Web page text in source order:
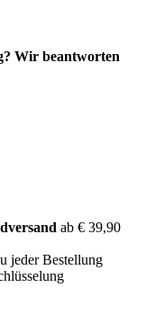
Wir beantworten
ab € 39,90
jeder Bestellung